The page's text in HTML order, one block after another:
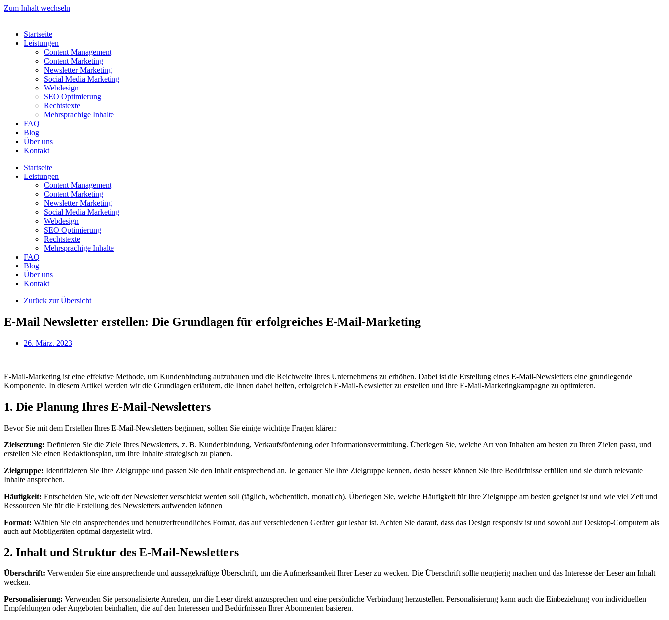
Zum Inhalt wechseln
Startseite
Leistungen
Content Management
Content Marketing
Newsletter Marketing
Social Media Marketing
Webdesign
SEO Optimierung
Rechtstexte
Mehrsprachige Inhalte
FAQ
Blog
Über uns
Kontakt
Startseite
Leistungen
Content Management
Content Marketing
Newsletter Marketing
Social Media Marketing
Webdesign
SEO Optimierung
Rechtstexte
Mehrsprachige Inhalte
FAQ
Blog
Über uns
Kontakt
Zurück zur Übersicht
E-Mail Newsletter erstellen: Die Grundlagen für erfolgreiches E-Mail-Marketing
26. März. 2023
E-Mail-Marketing ist eine effektive Methode, um Kundenbindung aufzubauen und die Reichweite Ihres Unternehmens zu erhöhen. Dabei ist die Erstellung eines E-Mail-Newsletters eine grundlegende
Komponente. In diesem Artikel werden wir die Grundlagen erläutern, die Ihnen dabei helfen, erfolgreich E-Mail-Newsletter zu erstellen und Ihre E-Mail-Marketingkampagne zu optimieren.
1. Die Planung Ihres E-Mail-Newsletters
Bevor Sie mit dem Erstellen Ihres E-Mail-Newsletters beginnen, sollten Sie einige wichtige Fragen klären:
Zielsetzung: Definieren Sie die Ziele Ihres Newsletters, z. B. Kundenbindung, Verkaufsförderung oder Informationsvermittlung. Überlegen Sie, welche Art von Inhalten am besten zu Ihren Zielen passt, und
erstellen Sie einen Redaktionsplan, um Ihre Inhalte strategisch zu planen.
Zielgruppe: Identifizieren Sie Ihre Zielgruppe und passen Sie den Inhalt entsprechend an. Je genauer Sie Ihre Zielgruppe kennen, desto besser können Sie ihre Bedürfnisse erfüllen und sie durch relevante
Inhalte ansprechen.
Häufigkeit: Entscheiden Sie, wie oft der Newsletter verschickt werden soll (täglich, wöchentlich, monatlich). Überlegen Sie, welche Häufigkeit für Ihre Zielgruppe am besten geeignet ist und wie viel Zeit und
Ressourcen Sie für die Erstellung des Newsletters aufwenden können.
Format: Wählen Sie ein ansprechendes und benutzerfreundliches Format, das auf verschiedenen Geräten gut lesbar ist. Achten Sie darauf, dass das Design responsiv ist und sowohl auf Desktop-Computern als
auch auf Mobilgeräten optimal dargestellt wird.
2. Inhalt und Struktur des E-Mail-Newsletters
Überschrift: Verwenden Sie eine ansprechende und aussagekräftige Überschrift, um die Aufmerksamkeit Ihrer Leser zu wecken. Die Überschrift sollte neugierig machen und das Interesse der Leser am Inhalt
wecken.
Personalisierung: Verwenden Sie personalisierte Anreden, um die Leser direkt anzusprechen und eine persönliche Verbindung herzustellen. Personalisierung kann auch die Einbeziehung von individuellen
Empfehlungen oder Angeboten beinhalten, die auf den Interessen und Bedürfnissen Ihrer Abonnenten basieren.